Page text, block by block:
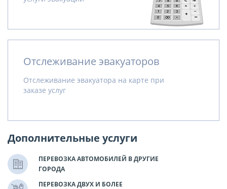
Отслеживание эвакуаторов
Отслеживание эвакуатора на карте при
заказе услуг
Дополнительные услуги
ПЕРЕВОЗКА АВТОМОБИЛЕЙ В ДРУГИЕ
ГОРОДА
ПЕРЕВОЗКА ДВУХ И БОЛЕЕ